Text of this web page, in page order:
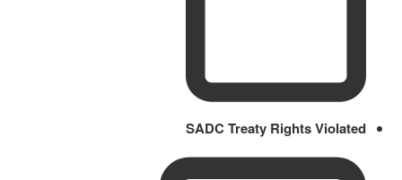
SADC Treaty Rights Violated